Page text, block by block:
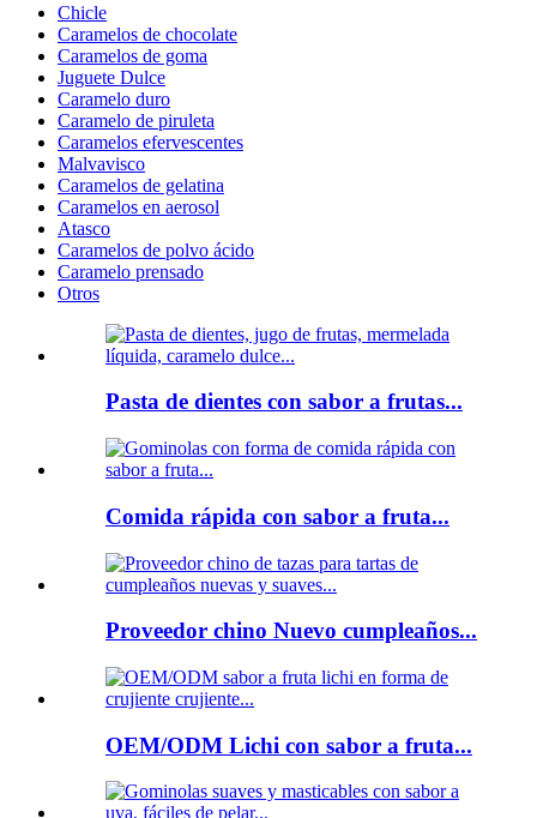
Chicle
Caramelos de chocolate
Caramelos de goma
Juguete Dulce
Caramelo duro
Caramelo de piruleta
Caramelos efervescentes
Malvavisco
Caramelos de gelatina
Caramelos en aerosol
Atasco
Caramelos de polvo ácido
Caramelo prensado
Otros
Pasta de dientes con sabor a frutas...
Comida rápida con sabor a fruta...
Proveedor chino Nuevo cumpleaños...
OEM/ODM Lichi con sabor a fruta...